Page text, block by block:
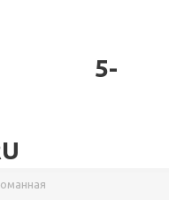
5-